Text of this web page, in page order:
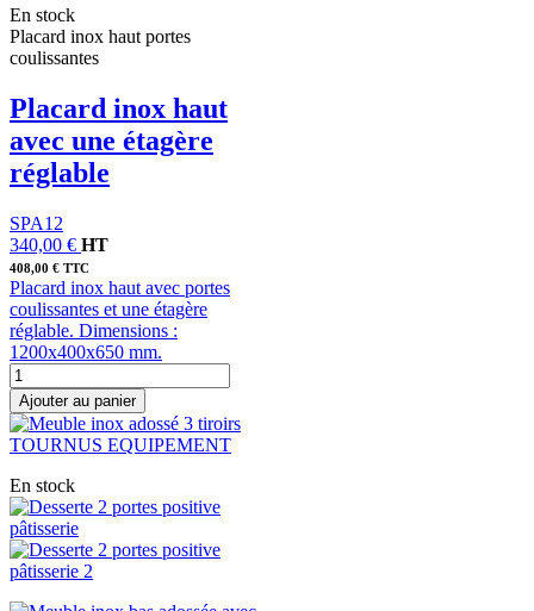
En stock
Placard inox haut portes
coulissantes
Placard inox haut
avec une étagère
réglable
SPA12
340,00 € HT
408,00 € TTC
Placard inox haut avec portes
coulissantes et une étagère
réglable. Dimensions :
1200x400x650 mm.
Ajouter au panier
En stock